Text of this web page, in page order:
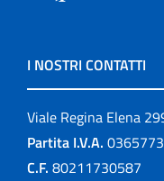
I NOSTRI CONTATTI
Viale Regina Elena
Partita I.V.A.
C.F. 80211730587